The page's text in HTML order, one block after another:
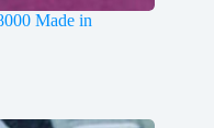
Made in